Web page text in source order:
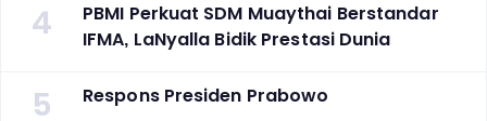
4
PBMI Perkuat SDM Muaythai Berstandar
IFMA, LaNyalla Bidik Prestasi Dunia
5 Respons Presiden Prabowo